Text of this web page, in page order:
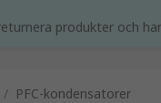
produkter och
/ PFC-kondensatorer